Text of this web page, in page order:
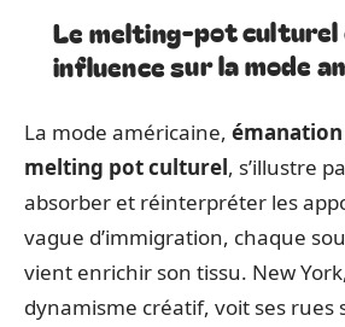
Le melting-pot culturel
influence sur la mode
La mode américaine,
melting pot culturel, s’illustre
absorber et réinterpréter les
vague d’immigration, chaque
vient enrichir son tissu. New
dynamisme créatif, voit ses rues